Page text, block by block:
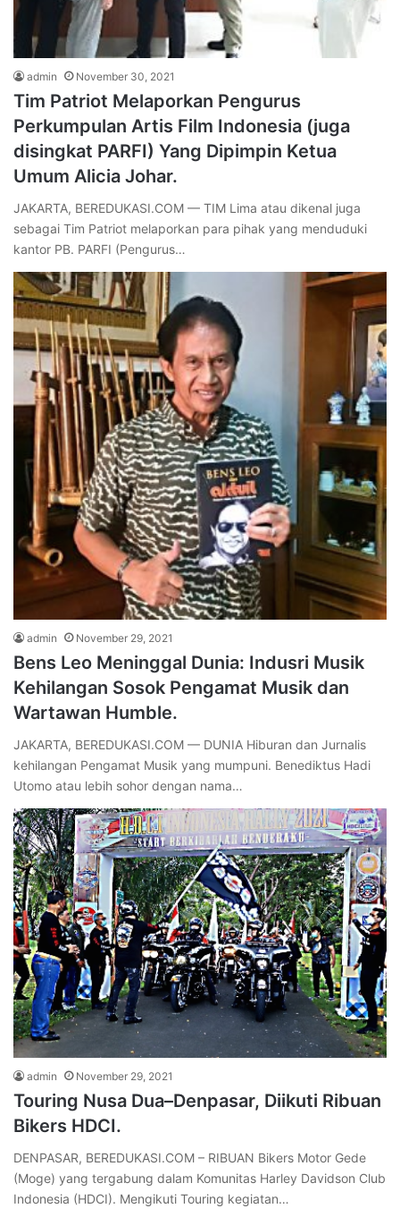
admin November 30, 2021
Tim Patriot Melaporkan Pengurus
Perkumpulan Artis Film Indonesia (juga
disingkat PARFI) Yang Dipimpin Ketua
Umum Alicia Johar.
JAKARTA, BEREDUKASI.COM — TIM Lima atau dikenal juga
sebagai Tim Patriot melaporkan para pihak yang menduduki
kantor PB. PARFI (Pengurus…
admin November 29, 2021
Bens Leo Meninggal Dunia: Indusri Musik
Kehilangan Sosok Pengamat Musik dan
Wartawan Humble.
JAKARTA, BEREDUKASI.COM — DUNIA Hiburan dan Jurnalis
kehilangan Pengamat Musik yang mumpuni. Benediktus Hadi
Utomo atau lebih sohor dengan nama…
admin November 29, 2021
Touring Nusa Dua–Denpasar, Diikuti Ribuan
Bikers HDCI.
DENPASAR, BEREDUKASI.COM – RIBUAN Bikers Motor Gede
(Moge) yang tergabung dalam Komunitas Harley Davidson Club
Indonesia (HDCI). Mengikuti Touring kegiatan…